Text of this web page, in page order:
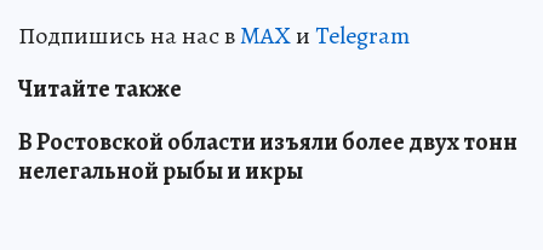
Подпишись на нас вMAXиTelegram
Читайте также
В Ростовской области изъяли более двух тонн
нелегальной рыбы и икры